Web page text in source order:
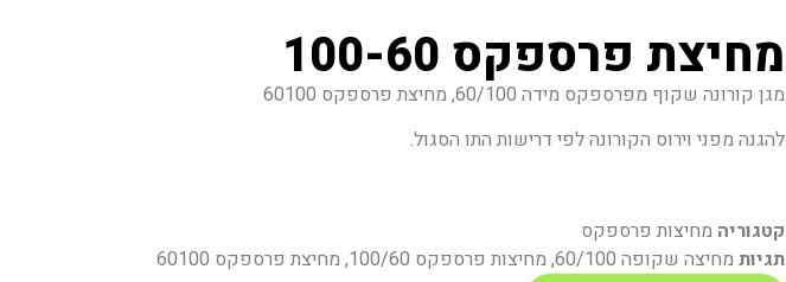
מחיצת פרספקס 100-60
מגן קורונה שקוף מפרספקס מידה 60/100, מחיצת פרספקס 60100
להגנה מפני וירוס הקורונה לפי דרישות התו הסגול.
קטגוריה מחיצות פרספקס
תגיות מחיצה שקופה 60/100 , מחיצות פרספקס 100/60 , מחיצת פרספקס 60100